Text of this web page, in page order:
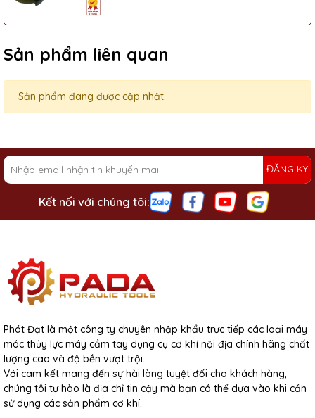
Sản phẩm liên quan
Sản phẩm đang được cập nhật.
ĐĂNG KÝ
Kết nối với chúng tôi:
Phát Đạt là một công ty chuyên nhập khẩu trực tiếp các loại máy
móc thủy lực máy cầm tay dụng cụ cơ khí nội địa chính hãng chất
lượng cao và độ bền vượt trội.
Với cam kết mang đến sự hài lòng tuyệt đối cho khách hàng,
chúng tôi tự hào là địa chỉ tin cậy mà bạn có thể dựa vào khi cần
sử dụng các sản phẩm cơ khí.